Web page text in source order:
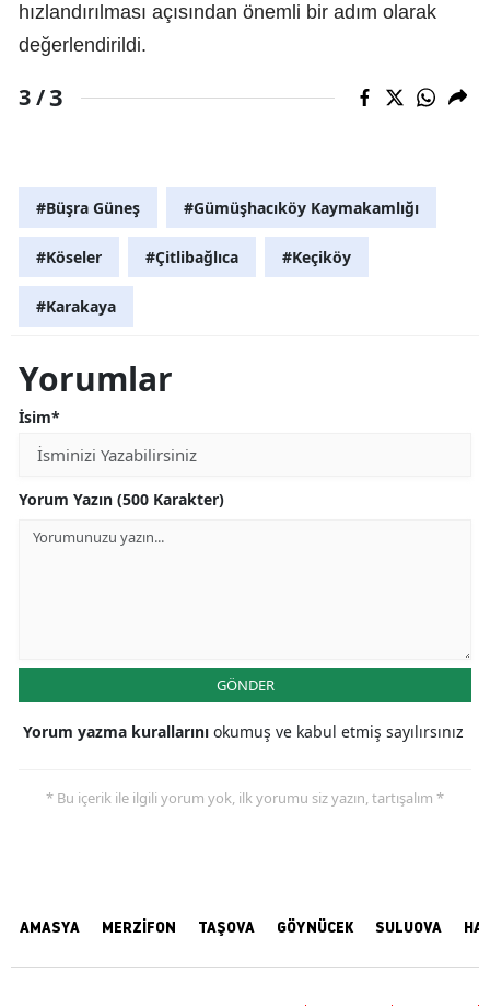
hızlandırılması açısından önemli bir adım olarak
değerlendirildi.
3 /3
#Büşra Güneş #Gümüşhacıköy Kaymakamlığı
#Köseler #Çitlibağlıca #Keçiköy
#Karakaya
Yorumlar
İsim*
Yorum Yazın (500 Karakter)
GÖNDER
Yorum yazma kurallarını okumuş ve kabul etmiş sayılırsınız
* Bu içerik ile ilgili yorum yok, ilk yorumu siz yazın, tartışalım *
AMASYA MERZİFON TAŞOVA GÖYNÜCEK SULUOVA